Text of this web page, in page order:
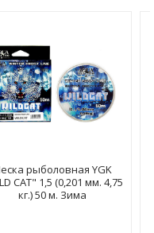
рыболовная YGK
CAT" 1,5 (0,201 мм. 4,75
кг.) 50 м. Зима